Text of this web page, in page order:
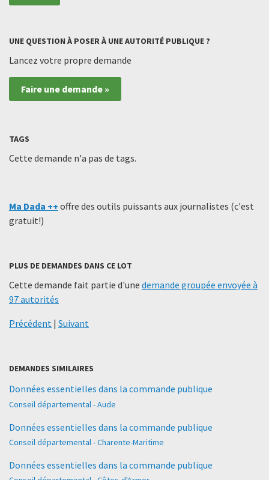
UNE QUESTION À POSER À UNE AUTORITÉ PUBLIQUE ?
Lancez votre propre demande
Faire une demande »
TAGS
Cette demande n'a pas de tags.
Ma Dada ++ offre des outils puissants aux journalistes (c'est
gratuit!)
PLUS DE DEMANDES DANS CE LOT
Cette demande fait partie d'une demande groupée envoyée à
97 autorités
Précédent | Suivant
DEMANDES SIMILAIRES
Données essentielles dans la commande publique
Conseil départemental - Aude
Données essentielles dans la commande publique
Conseil départemental - Charente-Maritime
Données essentielles dans la commande publique